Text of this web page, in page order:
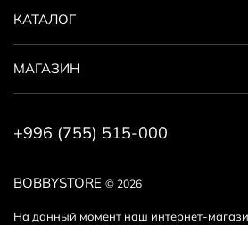
BOBBYSTORE © 2026
На данный момент наш интернет-
КАТАЛОГ
МАГАЗИН
+996 (755) 515-000